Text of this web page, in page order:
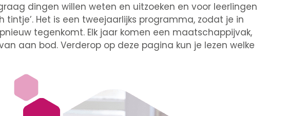
dingen willen weten en uitzoeken en voor leerlingen
Het is een tweejaarlijks programma, zodat je in
tegenkomt. Elk jaar komen een maatschappijvak,
aan bod. Verderop op deze pagina kun je lezen welke